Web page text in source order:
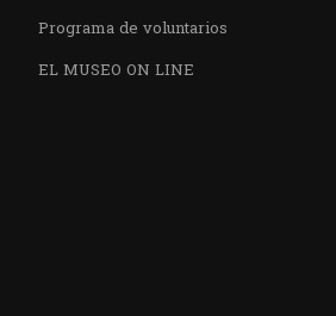
Programa de voluntarios
EL MUSEO ON LINE